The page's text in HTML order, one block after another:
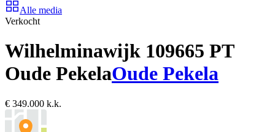
Alle media
Verkocht
Wilhelminawijk 109665 PT
Oude PekelaOude Pekela
€ 349.000 k.k.